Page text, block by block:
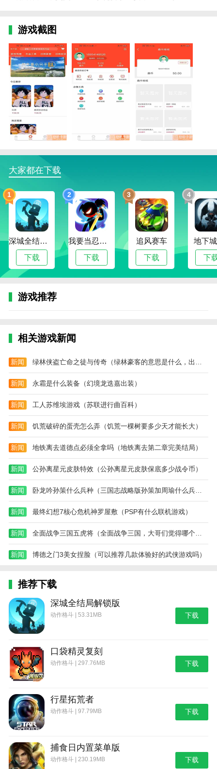
鑫源乐拍的描述
1.是一个靠购买和分享赚钱的软件。这款应用包含了大
量的商家信息，用户可以在平台上快速查看商家信息，
了解商家销售的产品。
2.有分类功能，系统会对各类线上交易信息进行分类，
适合消费者选择需要在平台购买商品的商家在线下单。
3.一键支付产品费用，发货后立即开始发货；并且系统
会提供一些热门的产品信息，用户可以在线购买产品。
鑫源乐拍的优势
1.通过搜索，可以快速找到平台内相关产品的相关信
2.用户可以在平台上接收系统消息通知，方便用户办
网上购买。
3.可以直接在线购买商品，创建商品在线订单，一键分
鑫源乐拍的特点
1.这个应用程序包含了很多商业信息，用户可以在平台
上了解商业信息。产品质量有保证，用户可以在平台上
放心购买。
2.可以在鑫源乐拍平台实时查看订单明细，实时了解订
单情况。支持网购和团购，很便宜。
3.可以在鑫源乐拍平台换货，实时把优质商品带回家。
随时查看平台上商家的信息内容，实时高效获取信息。
相关建议
饭票购物是商场里非常好用的购物软件。这个软件使用
起来非常方便，消费者也不用担心超级实惠的产品。消
还有很多优先活动。消费者可以根据自己的需求快速买
到心仪的商品。
只要KMS粉丝购物是你想要的明星，你就可以在这里找
到相关的周边产品，甚至可以获得大额购物券。你也可
以用更少的钱支持你的偶像。周边产品很多，还有粉丝
自己做的周边产品。通过购买与您的雕塑相似的产品，
您可以享受低成本的购物体验。
游戏截图
大家都在下载
1
深城全结局解锁版
下载
2
我要当忍者无限金币版
下载
3
追风赛车
下载
4
地下
下
游戏推荐
相关游戏新闻
新闻 绿林侠盗亡命之徒与传奇（绿林豪客的意思是什么，出处是哪里）
新闻 永霜是什么装备（幻境龙迭嘉出装）
新闻 工人苏维埃游戏（苏联进行曲百科）
新闻 饥荒破碎的蛋壳怎么弄（饥荒一棵树要多少天才能长大）
新闻 地铁离去道德点必须全拿吗（地铁离去第二章完美结局）
新闻 公孙离星元皮肤特效（公孙离星元皮肤保底多少战令币）
新闻 卧龙吟孙策什么兵种（三国志战略版孙策加周瑜什么兵种）
新闻 最终幻想7核心危机神罗屋敷（PSP有什么联机游戏）
新闻
新闻 博德之门3美女捏脸（可以推荐几款体验好的武侠游戏吗）
推荐下载
深城全结局解锁版
动作格斗 | 53.31MB 下载
口袋精灵复刻
动作格斗 | 297.76MB 下载
行星拓荒者
动作格斗 | 97.79MB 下载
捕食日内置菜单版
动作格斗 | 230.19MB 下载